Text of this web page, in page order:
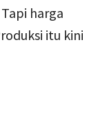
harga
itu kini